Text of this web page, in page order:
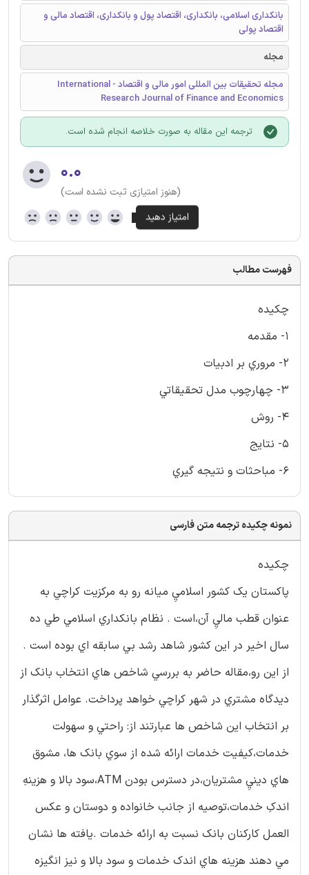
بانکداری اسلامی، بانکداری، اقتصاد پول و بانکداری، اقتصاد مالی و
اقتصاد پولی
مجله
مجله تحقیقات بین المللی امور مالی و اقتصاد - International
Research Journal of Finance and Economics
ترجمه این مقاله به صورت خلاصه انجام شده است.
۰.۰
(هنوز امتیازی ثبت نشده است)
فهرست مطالب
چكيده
1- مقدمه
2- مروري بر ادبيات
3- چهارچوب مدل تحقيقاتي
4- روش
5- نتايج
6- مباحثات و نتيجه گيري
نمونه چکیده ترجمه متن فارسی
چكيده
پاكستان يك كشور اسلاميِ ميانه رو به مركزيت كراچي به
عنوان قطب ماليِ آن،است . نظام بانكداري اسلامي طي ده
سال اخير در اين كشور شاهد رشد بي سابقه اي بوده است .
از اين رو،مقاله حاضر به بررسي شاخص هاي انتخاب بانك از
ديدگاه مشتري در شهر كراچي خواهد پرداخت. عوامل اثرگذار
بر انتخاب اين شاخص ها عبارتند از: راحتي و سهولت
خدمات،كيفيت خدمات ارائه شده از سوي بانك ها، مشوق
هاي دينيِ مشتريان،در دسترس بودن ATM،سود بالا و هزينهِ
اندكِ خدمات،توصيه از جانب خانواده و دوستان و عكس
العمل كاركنان بانك نسبت به ارائه خدمات .يافته ها نشان
مي دهند هزينه هاي اندك خدمات و سود بالا و نيز انگيزه